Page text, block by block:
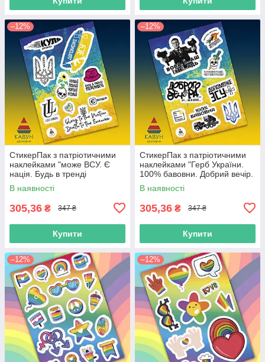
–12%
СтикерПак з патріотичними
наклейками "може ВСУ. Є
нація. Будь в тренді
перемоги. Love Ukraine"
В наявності
305,36 ₴ 347 ₴
Купити
–12%
СтикерПак з патріотичними
наклейками "Герб України.
100% бавовни. Добрий вечір.
Допоможе ВСУ. Мертвий
російський".
В наявності
305,36 ₴ 347 ₴
Купити
–12% –12%